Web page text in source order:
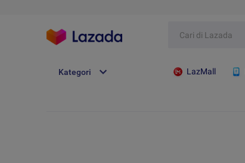
Kategori LazMall